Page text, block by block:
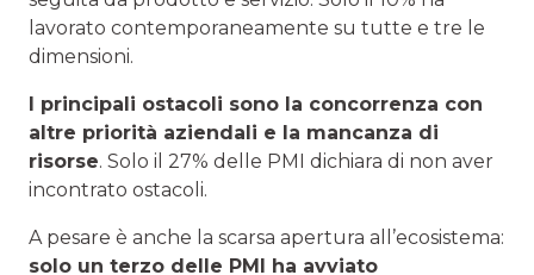
lavorato contemporaneamente su tutte e tre le
dimensioni.
I principali ostacoli sono la concorrenza con
altre priorità aziendali e la mancanza di
risorse. Solo il 27% delle PMI dichiara di non aver
incontrato ostacoli.
A pesare è anche la scarsa apertura all’ecosistema:
solo un terzo delle PMI ha avviato